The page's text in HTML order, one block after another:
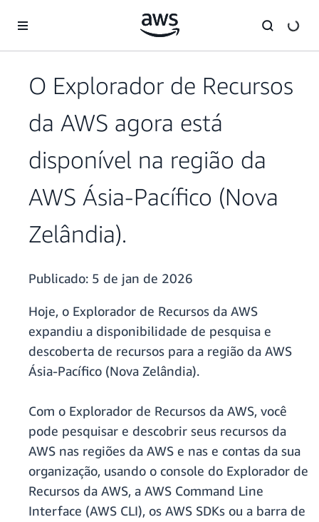
Pular para o conteúdo principal
O Explorador de Recursos
da AWS agora está
disponível na região da
AWS Ásia-Pacífico (Nova
Zelândia).
Publicado: 5 de jan de 2026
Hoje, o Explorador de Recursos da AWS
expandiu a disponibilidade de pesquisa e
descoberta de recursos para a região da AWS
Ásia-Pacífico (Nova Zelândia).
Com o Explorador de Recursos da AWS, você
pode pesquisar e descobrir seus recursos da
AWS nas regiões da AWS e nas e contas da sua
organização, usando o console do Explorador de
Recursos da AWS, a AWS Command Line
Interface (AWS CLI), os AWS SDKs ou a barra de